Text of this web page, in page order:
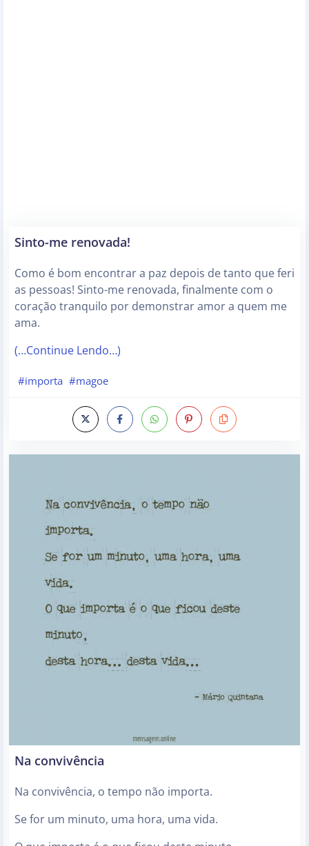
Sinto-me renovada!
Como é bom encontrar a paz depois de tanto que feri
as pessoas! Sinto-me renovada, finalmente com o
coração tranquilo por demonstrar amor a quem me
ama.
(…Continue Lendo…)
#importa #magoe
Na convivência
Na convivência, o tempo não importa.
Se for um minuto, uma hora, uma vida.